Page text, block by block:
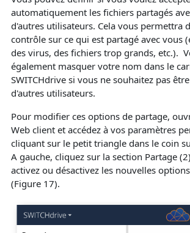
automatiquement les fichiers partagés
d'autres utilisateurs. Cela vous permettra
contrôle sur ce qui est partagé avec vous
des virus, des fichiers trop grands, etc.).
également masquer votre nom dans le
SWITCHdrive si vous ne souhaitez pas
d'autres utilisateurs.
Pour modifier ces options de partage,
Web client et accédez à vos paramètres
cliquant sur le petit triangle dans le coin
A gauche, cliquez sur la section Partage
activez ou désactivez les nouvelles
(Figure 17).